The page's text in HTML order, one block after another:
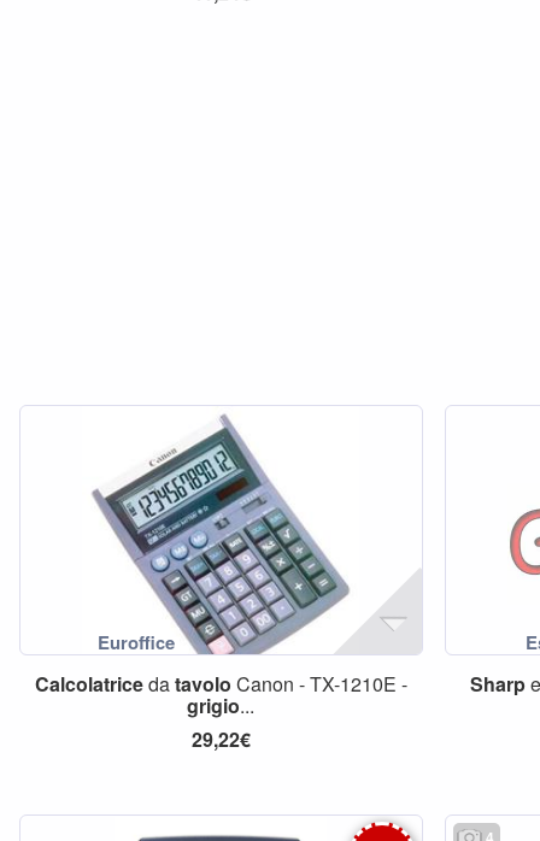
Calcolatricedatavolo Canon - TX-1210E -
grigio...
29,22€
Sharp